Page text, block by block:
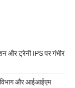
और ट्रेनी IPS पर गंभीर
और आईआईएम